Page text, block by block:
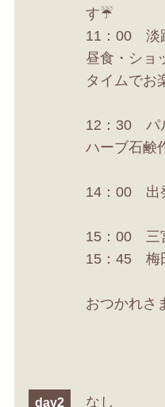
す☔
11：00 淡
昼食・ショ
タイムでお
12：30 パ
ハーブ石鹸
14：00 出
15：00 三
15：45 梅
おつかれさ
day2 なし